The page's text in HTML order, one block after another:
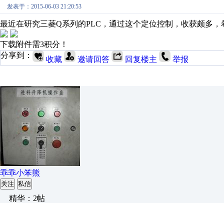
发表于：2015-06-03 21:20:53
最近在研究三菱Q系列的PLC，通过这个定位控制，收获颇多，
下载附件需3积分！
分享到：
收藏 邀请回答 回复楼主 举报
乖乖小笨熊
关注 私信
精华：2帖